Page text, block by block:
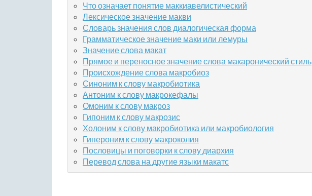
Что означает понятие маккиавелистический
Лексическое значение макви
Словарь значения слов диалогическая форма
Грамматическое значение маки или лемуры
Значение слова макат
Прямое и переносное значение слова макаронический стиль
Происхождение слова макробиоз
Синоним к слову макробиотика
Антоним к слову макрокефалы
Омоним к слову макроз
Гипоним к слову макрозис
Холоним к слову макробиотика или макробиология
Гипероним к слову макроколия
Пословицы и поговорки к слову диархия
Перевод слова на другие языки макатс